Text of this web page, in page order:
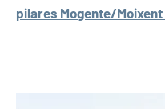
pilares Mogente/Moixent